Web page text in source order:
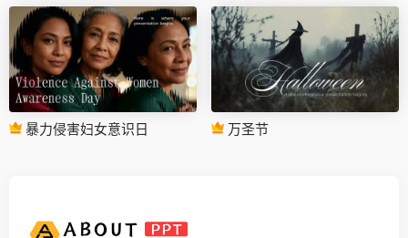
暴力侵害妇女意识日 万圣节